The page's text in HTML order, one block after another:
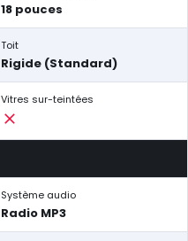
18 pouces
Toit
Rigide (Standard)
Vitres sur-teintées
Système audio
Radio MP3